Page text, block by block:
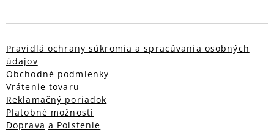
Pravidlá ochrany súkromia a spracúvania osobných
údajov
Obchodné podmienky
Vrátenie tovaru
Reklamačný poriadok
Platobné možnosti
Doprava a Poistenie